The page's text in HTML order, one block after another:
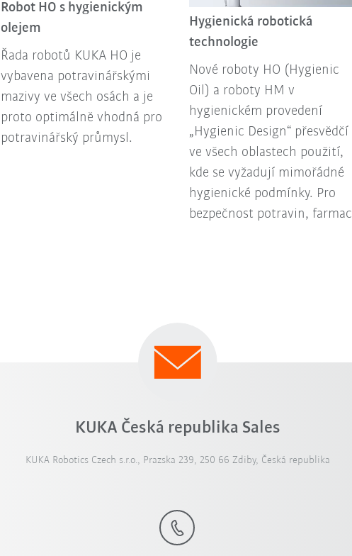
Robot HO s hygienickým
olejem
Řada robotů KUKA HO je
vybavena potravinářskými
mazivy ve všech osách a je
proto optimálně vhodná pro
potravinářský průmysl.
Hygienická robotická
technologie
Nové roboty HO (Hygienic
Oil) a roboty HM v
hygienickém provedení
„Hygienic Design“ přesvědčí
ve všech oblastech použití,
kde se vyžadují mimořádné
hygienické podmínky. Pro
bezpečnost potravin, farmac
KUKA Česká republika Sales
KUKA Robotics Czech s.r.o., Prazska 239, 250 66 Zdiby, Česká republika